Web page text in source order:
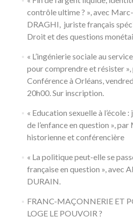
contrôle ultime ? », avec
DRAGHI, juriste français
Droit et des questions
« L’ingénierie sociale au
pour comprendre et résister »,
Conférence à Orléans,
20h00. Sur inscription.
« Education sexuelle à l’école
de l’enfance en question »,
historienne et conférencière
« La politique peut-elle se
française en question », avec
DURAIN.
FRANC-MAÇONNERIE ET
LOGE LE POUVOIR ?